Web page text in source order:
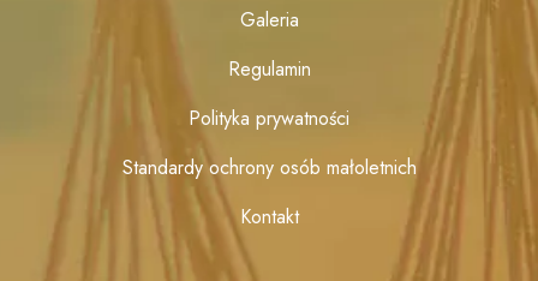
Galeria
Regulamin
Polityka prywatności
Standardy ochrony osób małoletnich
Kontakt